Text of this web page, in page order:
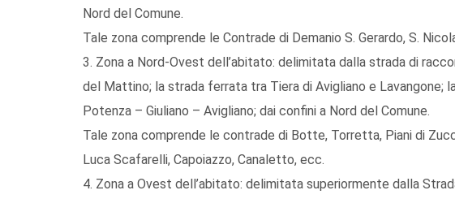
Nord del Comune.
Tale zona comprende le Contrade di Demanio S. Gerardo, S.
3. Zona a Nord-Ovest dell’abitato: delimitata dalla strada di
del Mattino; la strada ferrata tra Tiera di Avigliano e Lavangone;
Potenza – Giuliano – Avigliano; dai confini a Nord del Comune.
Tale zona comprende le contrade di Botte, Torretta, Piani di
Luca Scafarelli, Capoiazzo, Canaletto, ecc.
4. Zona a Ovest dell’abitato: delimitata superiormente dalla